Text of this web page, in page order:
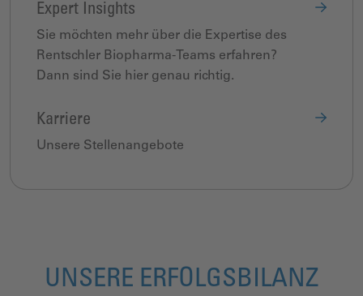
Expert Insights
Sie möchten mehr über die Expertise des
Rentschler Biopharma-Teams erfahren?
Dann sind Sie hier genau richtig.
Karriere
Unsere Stellenangebote
UNSERE ERFOLGSBILANZ